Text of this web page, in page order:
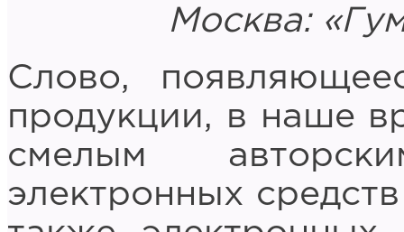
Москва:
Слово,
продукции, в наше
смелым
электронных